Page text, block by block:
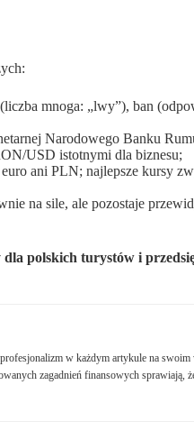
mnoga: „lwy”), ban
Narodowego Banku
USD istotnymi dla biznesu;
ani PLN; najlepsze kursy
na sile, ale pozostaje
polskich turystów i
w każdym artykule na swoim
zagadnień finansowych sprawiają,